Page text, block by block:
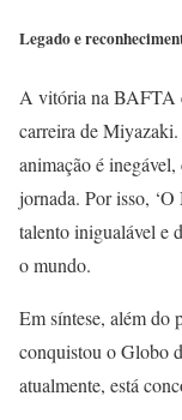
Legado e
A vitória na BAFTA
carreira de
animação é
jornada. Por isso, ‘O
talento inigualável e
o mundo.
Em síntese, além do
conquistou o Globo
atualmente, está